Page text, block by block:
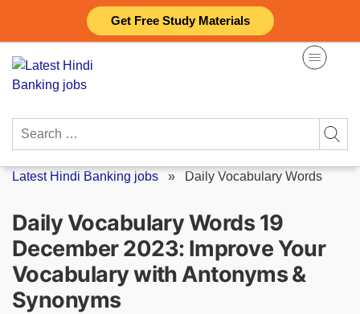
Get Free Study Materials
content
Search
Latest Hindi Banking jobs » Daily Vocabulary Words
Daily Vocabulary Words 19
December 2023: Improve Your
Vocabulary with Antonyms &
Synonyms